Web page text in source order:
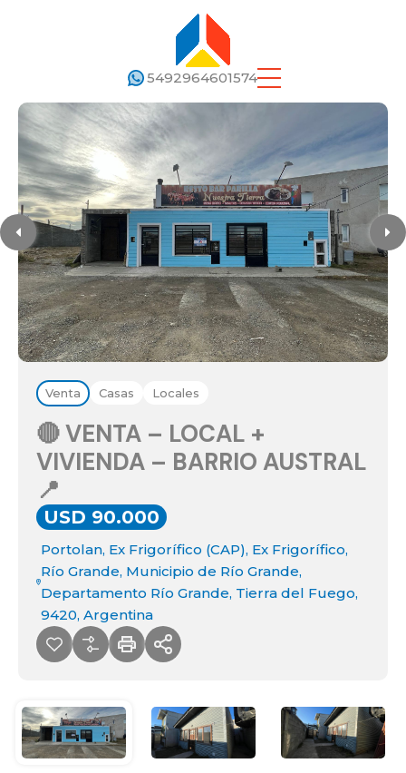
5492964601574
Venta Casas Locales
🔴 VENTA – LOCAL +
VIVIENDA – BARRIO AUSTRAL
📍
USD 90.000
Portolan, Ex Frigorífico (CAP), Ex Frigorífico,
Río Grande, Municipio de Río Grande,
Departamento Río Grande, Tierra del Fuego,
9420, Argentina